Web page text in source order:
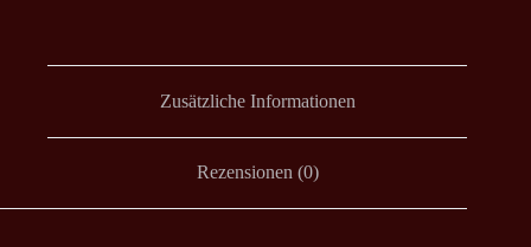
Zusätzliche Informationen
Rezensionen (0)